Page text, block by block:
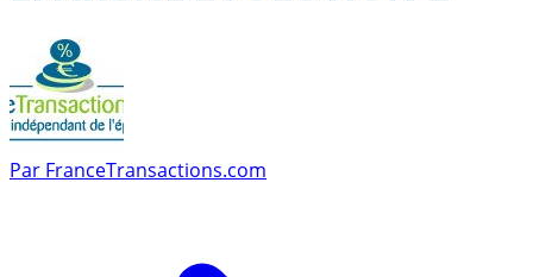
Par FranceTransactions.com